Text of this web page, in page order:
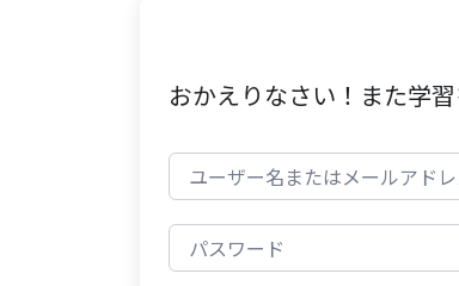
おかえりなさい！また学